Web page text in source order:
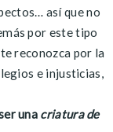
así que no
por este tipo
reconozca por la
e injusticias,
una criatura de